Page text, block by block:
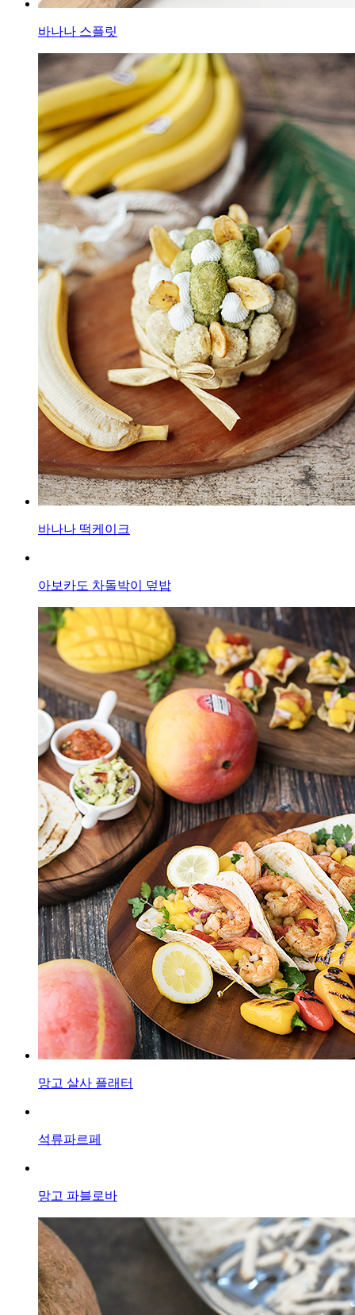
바나나 스플릿
바나나 떡케이크
아보카도 차돌박이 덮밥
망고 살사 플래터
석류파르페
망고 파블로바